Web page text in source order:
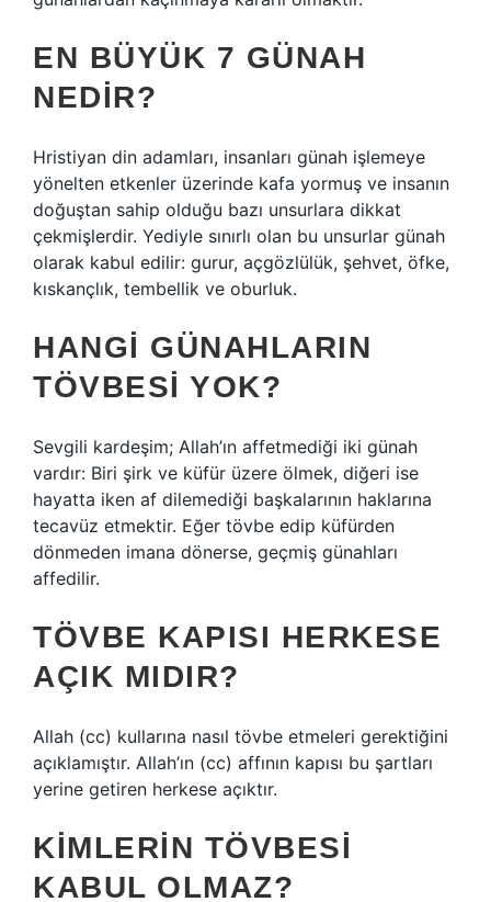
EN BÜYÜK 7 GÜNAH
NEDIR?
Hristiyan din adamları, insanları günah işlemeye
yönelten etkenler üzerinde kafa yormuş ve insanın
doğuştan sahip olduğu bazı unsurlara dikkat
çekmişlerdir. Yediyle sınırlı olan bu unsurlar günah
olarak kabul edilir: gurur, açgözlülük, şehvet, öfke,
kıskançlık, tembellik ve oburluk.
HANGI GÜNAHLARIN
TÖVBESI YOK?
Sevgili kardeşim; Allah’ın affetmediği iki günah
vardır: Biri şirk ve küfür üzere ölmek, diğeri ise
hayatta iken af ​​dilemediği başkalarının haklarına
tecavüz etmektir. Eğer tövbe edip küfürden
dönmeden imana dönerse, geçmiş günahları
affedilir.
TÖVBE KAPISI HERKESE
AÇIK MIDIR?
Allah (cc) kullarına nasıl tövbe etmeleri gerektiğini
açıklamıştır. Allah’ın (cc) affının kapısı bu şartları
yerine getiren herkese açıktır.
KIMLERIN TÖVBESI
KABUL OLMAZ?